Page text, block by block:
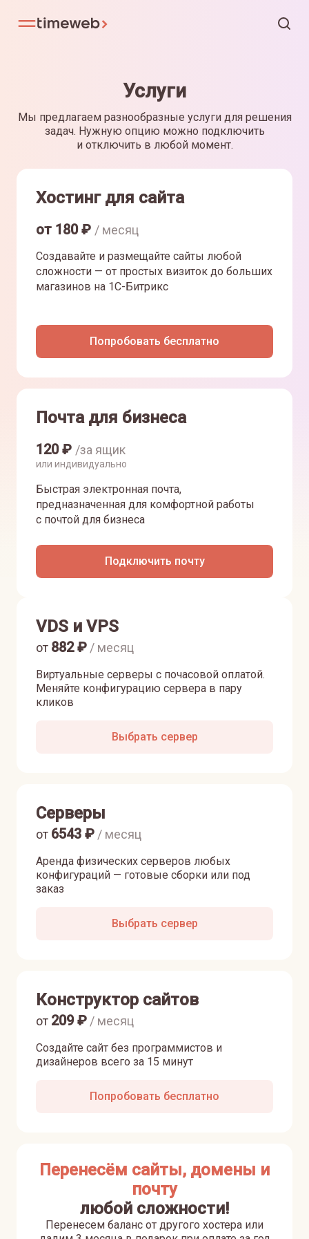
Услуги
Мы предлагаем разнообразные услуги для решения
задач. Нужную опцию можно подключить
и отключить в любой момент.
Хостинг для сайта
от 180₽ / месяц
Создавайте и размещайте сайты любой
сложности — от простых визиток до больших
магазинов на 1С-Битрикс
Попробовать бесплатно
Почта для бизнеса
120₽ /за ящик
или индивидуально
Быстрая электронная почта,
предназначенная для комфортной работы
с почтой для бизнеса
Подключить почту
VDS и VPS
Виртуальные серверы с почасовой оплатой.
Меняйте конфигурацию сервера в пару
кликов
от 882₽ / месяц
Выбрать сервер
Серверы
Аренда физических серверов любых
конфигураций — готовые сборки или под
заказ
от 6543 ₽ / месяц
Выбрать сервер
Конструктор сайтов
Создайте сайт без программистов и
дизайнеров всего за 15 минут
от 209₽ / месяц
Попробовать бесплатно
Перенесём сайты, домены и
почту
любой сложности!
Перенесем баланс от другого хостера или